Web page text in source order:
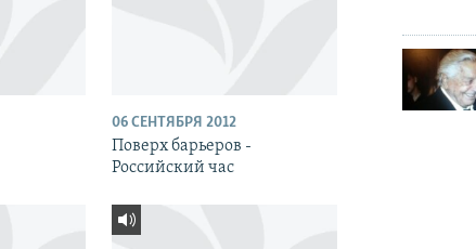
06 СЕНТЯБРЯ 2012
Поверх барьеров -
Российский час